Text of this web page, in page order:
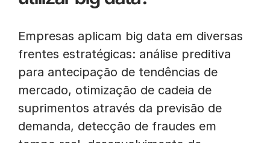
Empresas aplicam big data em diversas
frentes estratégicas: análise preditiva
para antecipação de tendências de
mercado, otimização de cadeia de
suprimentos através da previsão de
demanda, detecção de fraudes em